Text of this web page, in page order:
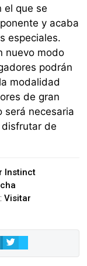
el que se
y acaba
especiales.
nuevo modo
podrán
modalidad
de gran
será necesaria
disfrutar de
Instinct
Visitar